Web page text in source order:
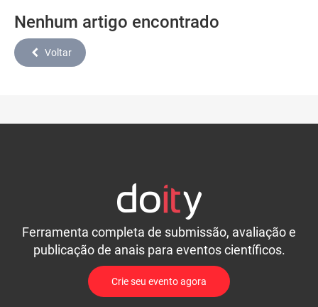
Nenhum artigo encontrado
Voltar
Ferramenta completa de submissão, avaliação e
publicação de anais para eventos científicos.
Crie seu evento agora